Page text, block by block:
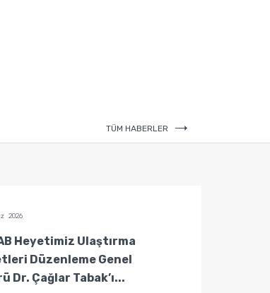
TÜM HABERLER
2026
Heyetimiz Ulaştırma
Düzenleme Genel
Dr. Çağlar Tabak’ı...